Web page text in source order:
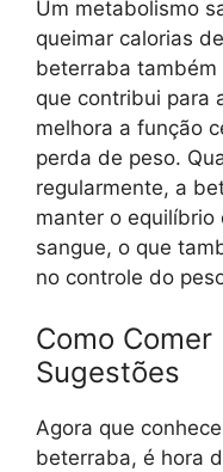
Um metabolismo
queimar calorias
beterraba
que contribui para
melhora a função
perda de peso.
regularmente, a
manter o
sangue, o que
no controle do
Como
Sugestões
Agora que
beterraba, é hora